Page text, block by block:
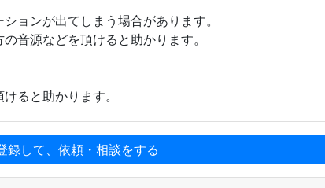
ンが出てしまう場合があります。
源などを頂けると助かります。
ると助かります。
録して、依頼・相談をする